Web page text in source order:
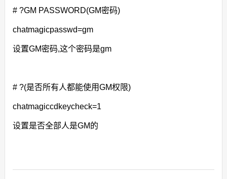
# ?GM PASSWORD(GM密码)
chatmagicpasswd=gm
设置GM密码,这个密码是gm
# ?(是否所有人都能使用GM权限)
chatmagiccdkeycheck=1
设置是否全部人是GM的